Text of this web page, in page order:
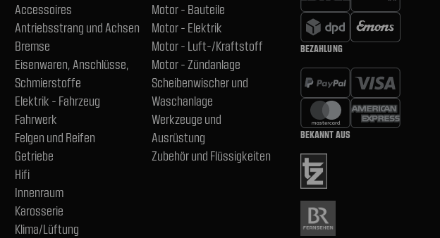
Accessoires
Antriebsstrang und Achsen
Bremse
Eisenwaren, Anschlüsse,
Schmierstoffe
Elektrik - Fahrzeug
Fahrwerk
Felgen und Reifen
Getriebe
Hifi
Innenraum
Karosserie
Klima/Lüftung
Motor - Bauteile
Motor - Elektrik
Motor - Luft-/Kraftstoff
Motor - Zündanlage
Scheibenwischer und
Waschanlage
Werkzeuge und
Ausrüstung
Zubehör und Flüssigkeiten
BEZAHLUNG
BEKANNT AUS